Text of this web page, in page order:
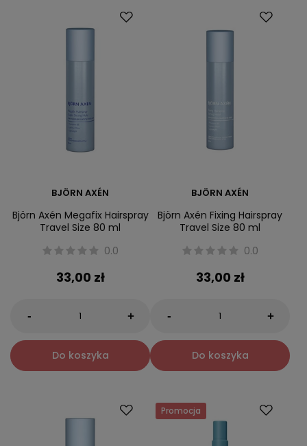
BJÖRN AXÉN
Björn Axén Megafix Hairspray
Travel Size 80 ml
0.0
33,00 zł
- +
Do koszyka
BJÖRN AXÉN
Björn Axén Fixing Hairspray
Travel Size 80 ml
0.0
33,00 zł
- +
Do koszyka
Promocja